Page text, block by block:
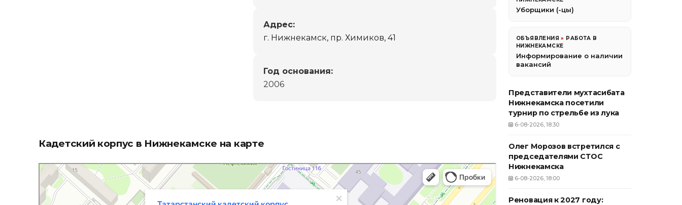
Адрес:
г. Нижнекамск, пр. Химиков, 41
Год основания:
2006
Кадетский корпус в Нижнекамске на карте
Татарстанский кадетский корпус Приволжского Федерального округа
Военная, кадетская школа в Нижнекамске
Уборщики (-цы)
ОБЪЯВЛЕНИЯ » РАБОТА В
НИЖНЕКАМСКЕ
Информирование о наличии
вакансий
Представители мухтасибата
Нижнекамска посетили
турнир по стрельбе из лука
6-08-2026, 18:30
Олег Морозов встретился с
председателями СТОС
Нижнекамска
6-08-2026, 18:00
Реновация к 2027 году: